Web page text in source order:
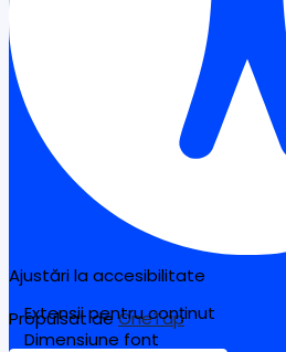
Ajustări la accesibilitate
Propulsat deOneTap
Extensii pentru conținut
Dimensiune font